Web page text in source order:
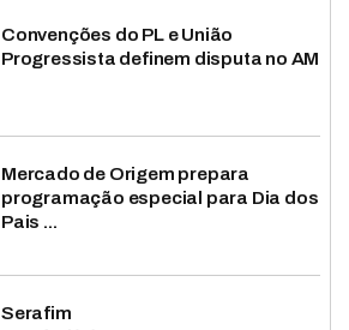
Convenções do PL e União
Progressista definem disputa no AM
Mercado de Origem prepara
programação especial para Dia dos
Pais ...
Serafim